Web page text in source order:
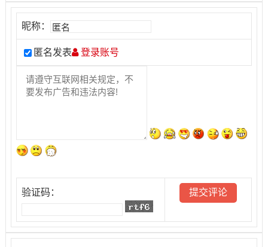
昵称：
匿名发表 登录账号
验证码：